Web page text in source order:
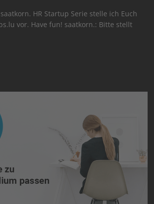
HR Startup Serie stelle ich Euch
vor. Have fun! saatkorn.: Bitte stellt